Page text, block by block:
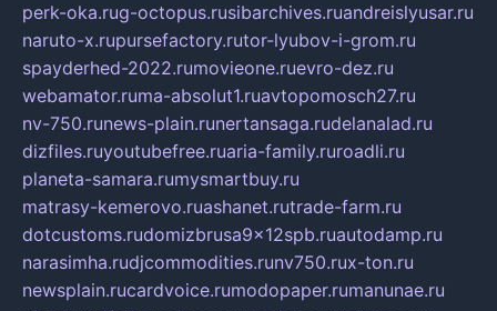
perk-oka.rug-octopus.rusibarchives.ruandreislyusar.ru
naruto-x.rupursefactory.rutor-lyubov-i-grom.ru
spayderhed-2022.rumovieone.ruevro-dez.ru
webamator.ruma-absolut1.ruavtopomosch27.ru
nv-750.runews-plain.runertansaga.rudelanalad.ru
dizfiles.ruyoutubefree.ruaria-family.ruroadli.ru
planeta-samara.rumysmartbuy.ru
matrasy-kemerovo.ruashanet.rutrade-farm.ru
dotcustoms.rudomizbrusa9x12spb.ruautodamp.ru
narasimha.rudjcommodities.runv750.rux-ton.ru
newsplain.rucardvoice.rumodopaper.rumanunae.ru